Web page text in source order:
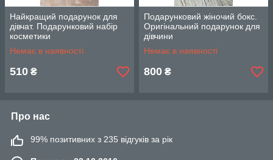
Найкращий подарунок для
дівчат. Подарунковий набір
косметики
Немає в наявності
510 ₴
Подарунковий жіночий бокс.
Оригінальний подарунок для
дівчини
Немає в наявності
800 ₴
Про нас
99% позитивних з 235 відгуків за рік